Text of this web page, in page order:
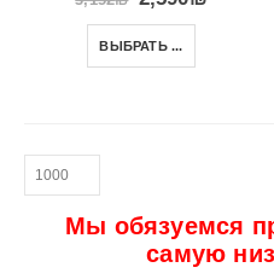
ВЫБРАТЬ ...
Мы обязуемся
самую